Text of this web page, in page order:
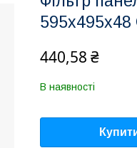
595x495x48
440,58 ₴
В наявності